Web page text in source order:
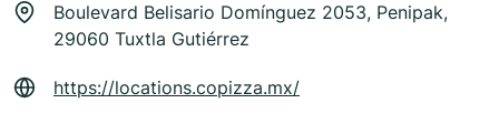
Boulevard Belisario Domínguez 2053, Penipak,
29060 Tuxtla Gutiérrez
https://locations.copizza.mx/